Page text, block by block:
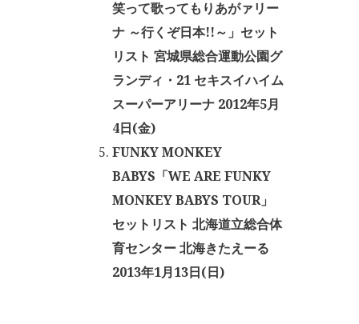
笑って歌ってもりあがァリー
ナ ～行くぞ日本!!～」セット
リスト 宮城県総合運動公園グ
ランディ・21 セキスイハイム
スーパーアリーナ 2012年5月
4日(金)
FUNKY MONKEY
BABYS「WE ARE FUNKY
MONKEY BABYS TOUR」
セットリスト 北海道立総合体
育センター 北海きたえーる
2013年1月13日(日)